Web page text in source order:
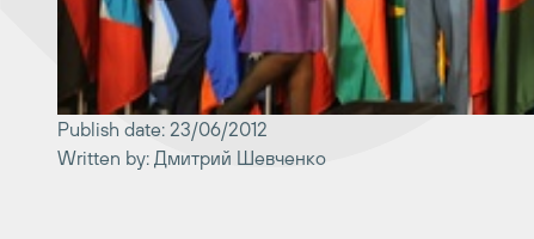
Publish date: 23/06/2012
Written by: Дмитрий Шевченко